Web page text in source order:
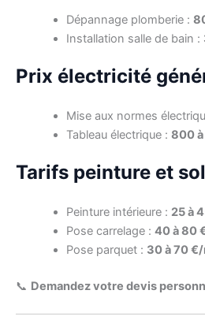
Dépannage plomberie :
Installation salle de bain :
Prix électricité
Mise aux normes
Tableau électrique : 800 à
Tarifs peinture et
Peinture intérieure : 25 à
Pose carrelage : 40 à 80
Pose parquet : 30 à 70 €/
📞 Demandez votre devis